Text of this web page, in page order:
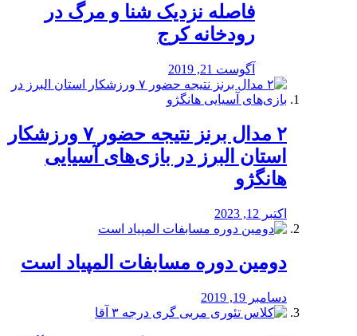
️فاصله نزدیک شنا و مرگ در
رودخانه کرج
آگوست 21, 2019
۲ مدال برنز نتیجه حضور ۷ ورزشکار
استان البرز در بازی‌های آسیایی
هانگژو
اکتبر 12, 2023
دومین دوره مسابفات المپیاد است
دسامبر 19, 2019